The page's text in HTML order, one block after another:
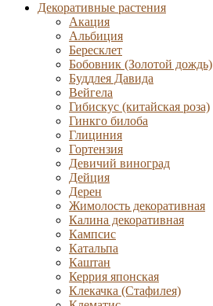
Декоративные растения
Акация
Альбиция
Бересклет
Бобовник (Золотой дождь)
Буддлея Давида
Вейгела
Гибискус (китайская роза)
Гинкго билоба
Глициния
Гортензия
Девичий виноград
Дейция
Дерен
Жимолость декоративная
Калина декоративная
Кампсис
Катальпа
Каштан
Керрия японская
Клекачка (Стафилея)